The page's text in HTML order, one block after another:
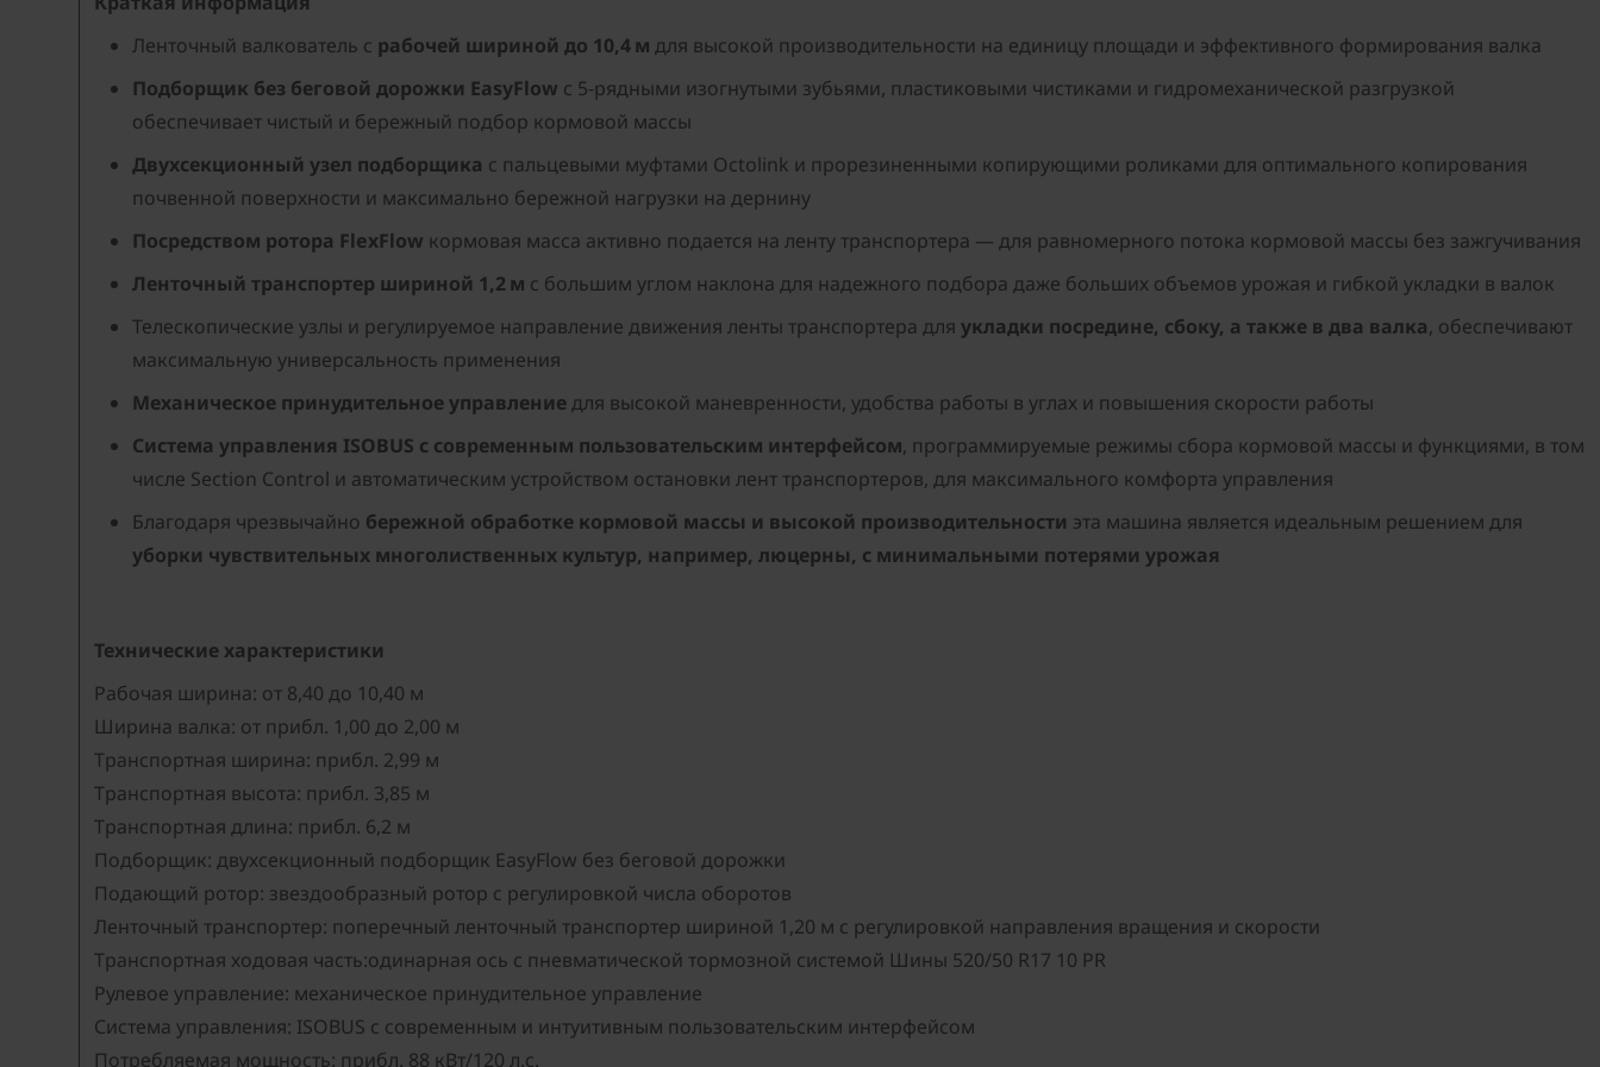
Ленточный валкователь с рабочей шириной до 10,4 м для высокой производительности на единицу площади и эффективного формирования валка
Подборщик без беговой дорожки EasyFlow с 5-рядными изогнутыми зубьями, пластиковыми чистиками и гидромеханической разгрузкой
обеспечивает чистый и бережный подбор кормовой массы
Двухсекционный узел подборщика с пальцевыми муфтами Octolink и прорезиненными копирующими роликами для оптимального копирования
почвенной поверхности и максимально бережной нагрузки на дернину
Посредством ротора FlexFlow кормовая масса активно подается на ленту транспортера — для равномерного потока кормовой массы без зажгучивания
Ленточный транспортер шириной 1,2 м с большим углом наклона для надежного подбора даже больших объемов урожая и гибкой укладки в валок
Телескопические узлы и регулируемое направление движения ленты транспортера дляукладки посредине, сбоку, а также в два валка, обеспечивают
максимальную универсальность применения
Механическое принудительное управлениедля высокой маневренности, удобства работы в углах и повышения скорости работы
Система управления ISOBUS с современным пользовательским интерфейсом, программируемые режимы сбора кормовой массы и функциями, в том
числе Section Control и автоматическим устройством остановки лент транспортеров, для максимального комфорта управления
Благодаря чрезвычайно бережной обработке кормовой массы и высокой производительности эта машина является идеальным решением для
уборки чувствительных многолиственных культур, например, люцерны, с минимальными потерями урожая
Технические характеристики
Рабочая ширина: от 8,40 до 10,40 м
Ширина валка: от прибл. 1,00 до 2,00 м
Транспортная ширина: прибл. 2,99 м
Транспортная высота: прибл. 3,85 м
Транспортная длина: прибл. 6,2 м
Подборщик: двухсекционный подборщик EasyFlow без беговой дорожки
Подающий ротор: звездообразный ротор с регулировкой числа оборотов
Ленточный транспортер: поперечный ленточный транспортер шириной 1,20 м с регулировкой направления вращения и скорости
Транспортная ходовая часть:одинарная ось с пневматической тормозной системой Шины 520/50 R17 10 PR
Рулевое управление: механическое принудительное управление
Система управления: ISOBUS с современным и интуитивным пользовательским интерфейсом
Потребляемая мощность: прибл. 88 кВт/120 л.с.